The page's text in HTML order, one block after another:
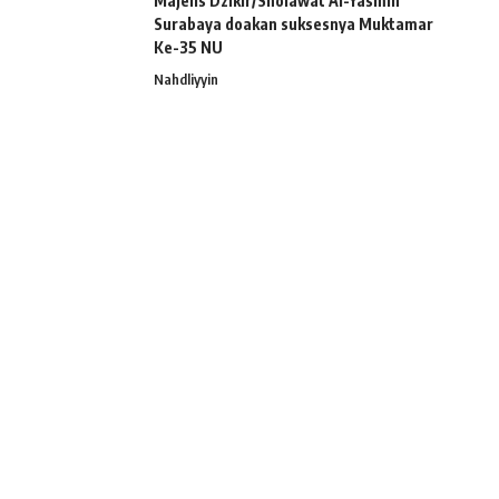
Surabaya doakan suksesnya Muktamar
Ke-35 NU
Nahdliyyin